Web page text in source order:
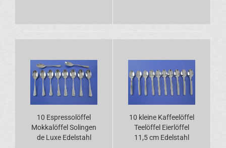
10 Espressolöffel
Mokkalöffel Solingen
de Luxe Edelstahl
10 kleine Kaffeelöffel
Teelöffel Eierlöffel
11,5 cm Edelstahl